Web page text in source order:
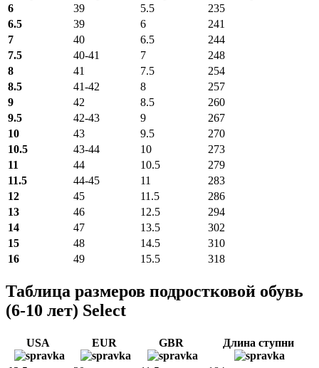
6 39 5.5
235
6.5
39 6
241
7
40 6.5
244
7.5
40-41 7
248
8
41 7.5
254
8.5
41-42 8
257
9
42 8.5
260
9.5
42-43 9
267
10
43 9.5
270
10.5
43-44 10
273
11
44 10.5
279
11.5
44-45 11
283
12
45 11.5
286
13
46 12.5
294
14
47 13.5
302
15
48 14.5
310
16
49 15.5 318
Таблица размеров подростковой обувь
(6-10 лет) Select
USA EUR GBR Длина ступни